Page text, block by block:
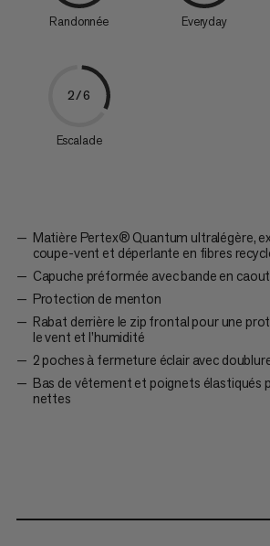
Randonnée Everyday
2/6
Escalade
Matière Pertex® Quantum ultralégère,
coupe-vent et déperlante en fibres
Capuche préformée avec bande en
Protection de menton
Rabat derrière le zip frontal pour une
le vent et l’humidité
2 poches à fermeture éclair avec
Bas de vêtement et poignets élastiqués
nettes